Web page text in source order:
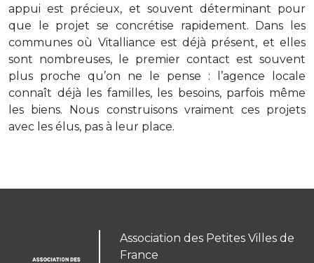
appui est précieux, et souvent déterminant pour
que le projet se concrétise rapidement. Dans les
communes où Vitalliance est déjà présent, et elles
sont nombreuses, le premier contact est souvent
plus proche qu’on ne le pense : l’agence locale
connaît déjà les familles, les besoins, parfois même
les biens. Nous construisons vraiment ces projets
avec les élus, pas à leur place.
Association des Petites Villes de
France